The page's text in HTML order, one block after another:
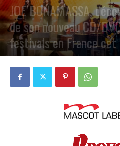
JOE BONAMASSA,
de son nouveau CD/
festivals en France cet
PAR PETE CIRCLE 5 FÉVRIER 2023